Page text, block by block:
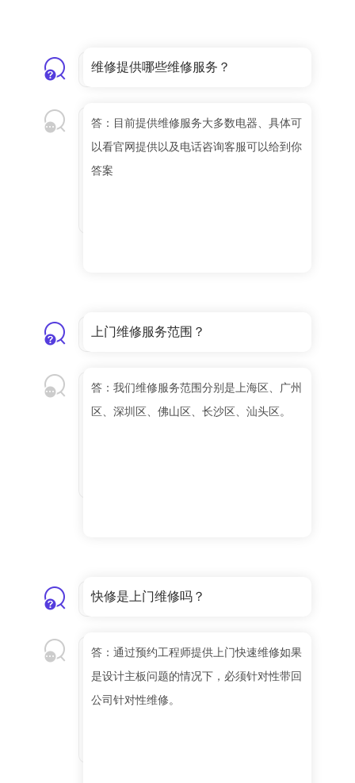
维修提供哪些维修服务？
答：目前提供维修服务大多数电器、具体可
以看官网提供以及电话咨询客服可以给到你
答案
上门维修服务范围？
答：我们维修服务范围分别是上海区、广州
区、深圳区、佛山区、长沙区、汕头区。
快修是上门维修吗？
答：通过预约工程师提供上门快速维修如果
是设计主板问题的情况下，必须针对性带回
公司针对性维修。